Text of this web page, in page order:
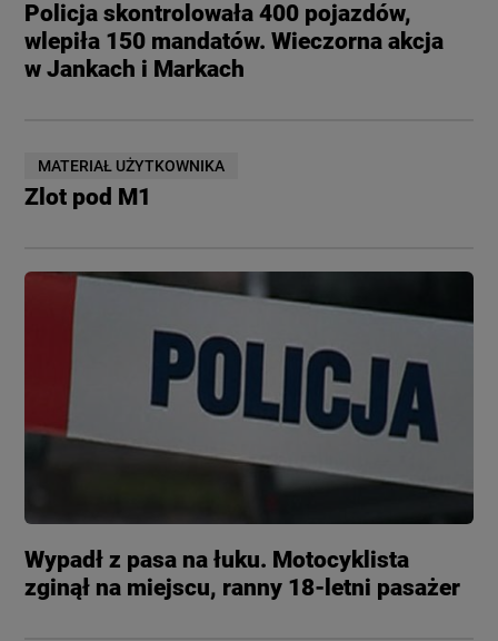
Policja skontrolowała 400 pojazdów,
wlepiła 150 mandatów. Wieczorna akcja
w Jankach i Markach
MATERIAŁ UŻYTKOWNIKA
Zlot pod M1
Wypadł z pasa na łuku. Motocyklista
zginął na miejscu, ranny 18-letni pasażer